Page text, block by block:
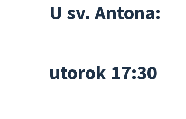
U sv. Antona:
utorok 17:30